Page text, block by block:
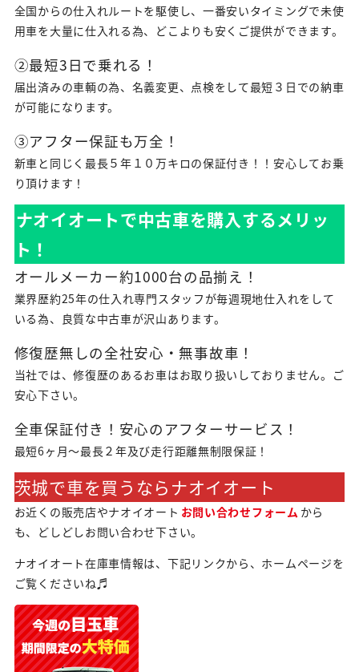
全国からの仕入れルートを駆使し、一番安いタイミングで未使
用車を大量に仕入れる為、どこよりも安くご提供ができます。
②最短3日で乗れる！
届出済みの車輌の為、名義変更、点検をして最短３日での納車
が可能になります。
③アフター保証も万全！
新車と同じく最長５年１０万キロの保証付き！！安心してお乗
り頂けます！
ナオイオートで中古車を購入するメリッ
ト！
オールメーカー約1000台の品揃え！
業界歴約25年の仕入れ専門スタッフが毎週現地仕入れをして
いる為、良質な中古車が沢山あります。
修復歴無しの全社安心・無事故車！
当社では、修復歴のあるお車はお取り扱いしておりません。ご
安心下さい。
全車保証付き！安心のアフターサービス！
最短6ヶ月～最長２年及び走行距離無制限保証！
茨城で車を買うならナオイオート
お近くの販売店やナオイオート お問い合わせフォーム から
も、どしどしお問い合わせ下さい。
ナオイオート在庫車情報は、下記リンクから、ホームページを
ご覧くださいね♬